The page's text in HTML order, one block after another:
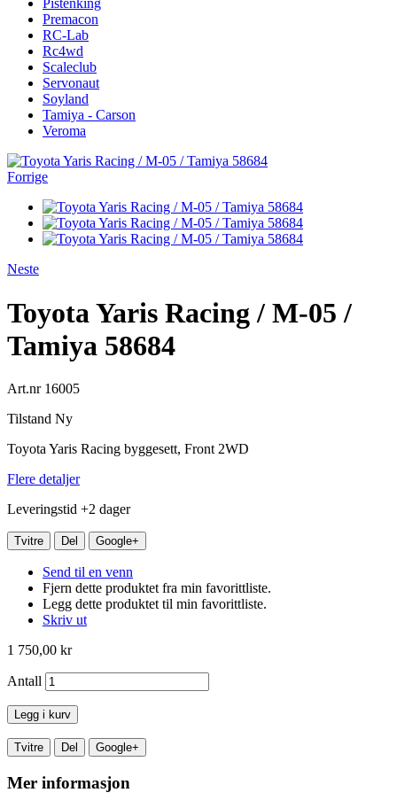
Pistenking
Premacon
RC-Lab
Rc4wd
Scaleclub
Servonaut
Soyland
Tamiya - Carson
Veroma
Forrige
Neste
Toyota Yaris Racing / M-05 /
Tamiya 58684
Art.nr 16005
Tilstand Ny
Toyota Yaris Racing byggesett, Front 2WD
Flere detaljer
Leveringstid +2 dager
Tvitre Del Google+
Send til en venn
Fjern dette produktet fra min favorittliste.
Legg dette produktet til min favorittliste.
Skriv ut
1 750,00 kr
Antall
Legg i kurv
Tvitre Del Google+
Mer informasjon